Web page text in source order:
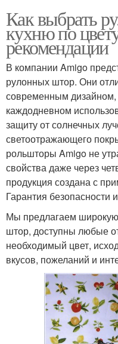
Как выбрать
кухню по
рекомендации
В компании Amigo
рулонных штор. Они
современным
каждодневном
защиту от солнечных
светоотражающего
рольшторы Amigo не
свойства даже через
продукция создана с
Гарантия безопасности
Мы предлагаем
штор, доступны любые
необходимый цвет,
вкусов, пожеланий и